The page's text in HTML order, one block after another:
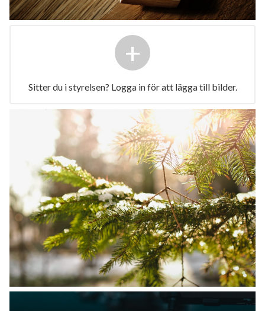
+
Sitter du i styrelsen? Logga in för att lägga till bilder.